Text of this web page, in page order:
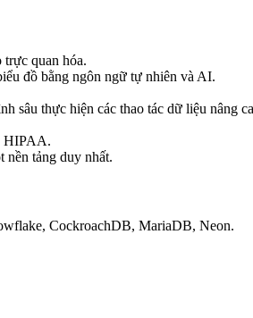
quan hóa.
đồ bằng ngôn ngữ tự nhiên và AI.
sâu thực hiện các thao tác dữ liệu nâng
HIPAA.
nền tảng duy nhất.
CockroachDB, MariaDB, Neon.